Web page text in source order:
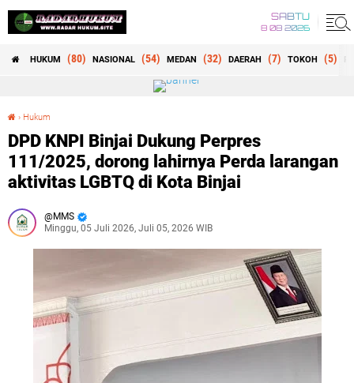
SABTU
8 08 2026
HUKUM (80) NASIONAL (54) MEDAN (32) DAERAH (7) TOKOH (5)
› Hukum
DPD KNPI Binjai Dukung Perpres
111/2025, dorong lahirnya Perda larangan
aktivitas LGBTQ di Kota Binjai
MMS
Minggu, 05 Juli 2026, Juli 05, 2026 WIB